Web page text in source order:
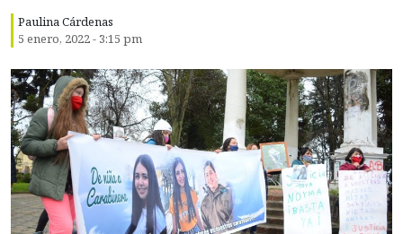
Paulina Cárdenas
5 enero, 2022 - 3:15 pm